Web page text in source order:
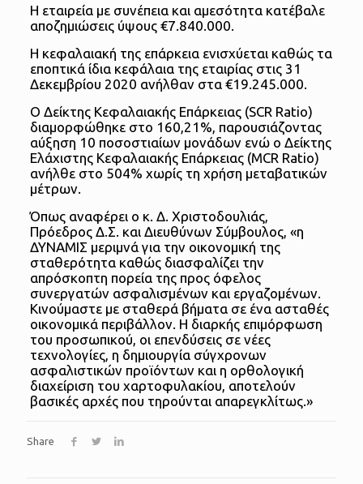
Η εταιρεία με συνέπεια και αμεσότητα κατέβαλε
αποζημιώσεις ύψους €7.840.000.
Η κεφαλαιακή της επάρκεια ενισχύεται καθώς τα
εποπτικά ίδια κεφάλαια της εταιρίας στις 31
Δεκεμβρίου 2020 ανήλθαν στα €19.245.000.
Ο Δείκτης Κεφαλαιακής Επάρκειας (SCR Ratio)
διαμορφώθηκε στο 160,21%, παρουσιάζοντας
αύξηση 10 ποσοστιαίων μονάδων ενώ ο Δείκτης
Ελάχιστης Κεφαλαιακής Επάρκειας (MCR Ratio)
ανήλθε στο 504% χωρίς τη χρήση μεταβατικών
μέτρων.
Όπως αναφέρει ο κ. Δ. Χριστοδουλιάς,
Πρόεδρος Δ.Σ. και Διευθύνων Σύμβουλος, «η
ΔΥΝΑΜΙΣ μεριμνά για την οικονομική της
σταθερότητα καθώς διασφαλίζει την
απρόσκοπτη πορεία της προς όφελος
συνεργατών ασφαλισμένων και εργαζομένων.
Κινούμαστε με σταθερά βήματα σε ένα ασταθές
οικονομικά περιβάλλον. Η διαρκής επιμόρφωση
του προσωπικού, οι επενδύσεις σε νέες
τεχνολογίες, η δημιουργία σύγχρονων
ασφαλιστικών προϊόντων και η ορθολογική
διαχείριση του χαρτοφυλακίου, αποτελούν
βασικές αρχές που τηρούνται απαρεγκλίτως.»
Share